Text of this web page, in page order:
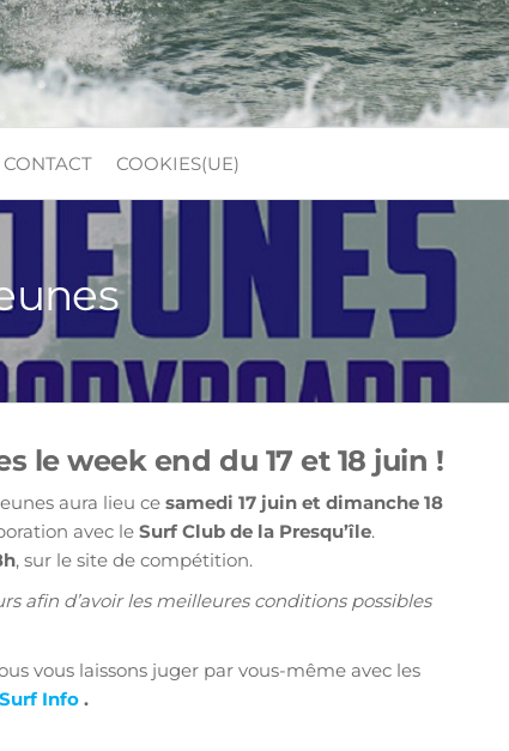
CONTACT COOKIES(UE)
le week end du 17 et 18 juin !
aura lieu cesamedi 17 juin et dimanche 18
avec le Surf Club de la Presqu’île.
, sur le site de compétition.
afin d’avoir les meilleures conditions possibles
vous laissons juger par vous-même avec les
Info.